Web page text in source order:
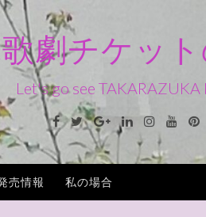
劇チケッ
Let's go see TAKARAZUKA
Facebook
TwitterGoogle+LinkedinInstagram
売情報 私の場合